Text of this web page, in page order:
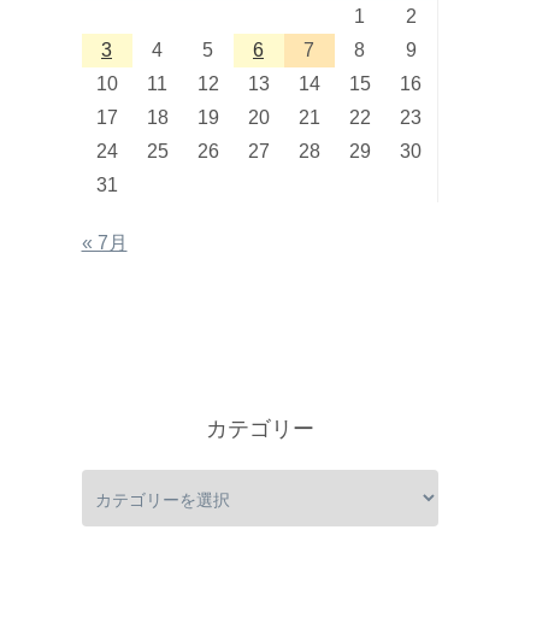
1
2
3
4 5 6 7 8
9
10
11 12 13 14 15
16
17
18 19 20 21 22
23
24
25 26 27 28 29
30
31
« 7月
カテゴリー